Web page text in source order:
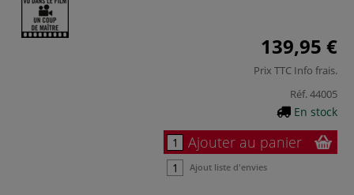
139,95 €
Prix TTC Info frais.
Réf.44005
En stock
Ajouter au panier
Ajout liste d'envies